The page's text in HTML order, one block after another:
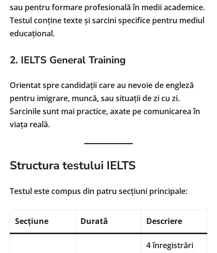
sau pentru formare profesională în medii academice.
Testul conține texte și sarcini specifice pentru mediul
educațional.
2. IELTS General Training
Orientat spre candidații care au nevoie de engleză
pentru imigrare, muncă, sau situații de zi cu zi.
Sarcinile sunt mai practice, axate pe comunicarea în
viața reală.
Structura testului IELTS
Testul este compus din patru secțiuni principale:
Secțiune Durată Descriere
4 înregistrări